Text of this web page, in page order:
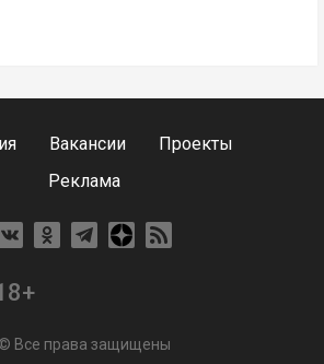
Вакансии
Проекты
Реклама
© Все права защищены